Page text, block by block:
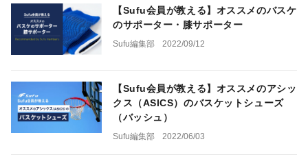
【Sufu会員が教える】オススメのバスケ
のサポーター・膝サポーター
Sufu編集部 2022/09/12
【Sufu会員が教える】オススメのアシッ
クス（ASICS）のバスケットシューズ
（バッシュ）
Sufu編集部 2022/06/03